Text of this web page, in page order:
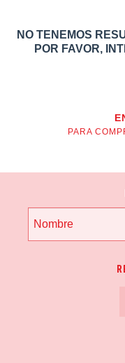
NO TENEMOS
POR FAVOR,
PARA